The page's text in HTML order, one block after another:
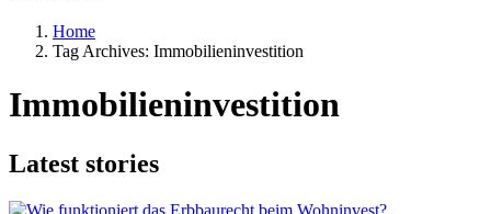
Home
Tag Archives: Immobilieninvestition
Immobilieninvestition
Latest stories